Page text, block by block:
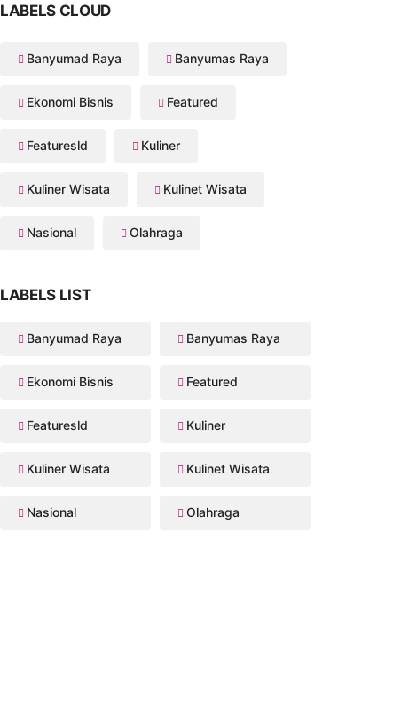
LABELS CLOUD
Banyumad Raya Banyumas Raya
Ekonomi Bisnis Featured
Featuresld Kuliner
Kuliner Wisata Kulinet Wisata
Nasional Olahraga
LABELS LIST
Banyumad Raya Banyumas Raya
Ekonomi Bisnis Featured
Featuresld Kuliner
Kuliner Wisata Kulinet Wisata
Nasional Olahraga